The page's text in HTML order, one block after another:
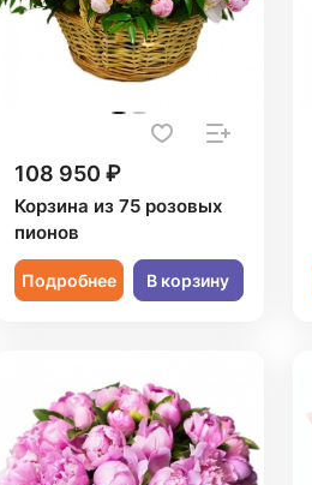
108 950 ₽
Корзина из 75 розовых
пионов
Подробнее В корзину